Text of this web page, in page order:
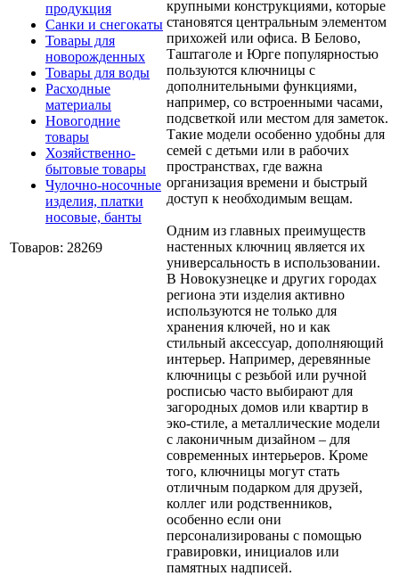
продукция
Санки и снегокаты
Товары для
новорожденных
Товары для воды
Расходные
материалы
Новогодние
товары
Хозяйственно-
бытовые товары
Чулочно-носочные
изделия, платки
носовые, банты
Товаров: 28269
крупными конструкциями, которые
становятся центральным элементом
прихожей или офиса. В Белово,
Таштаголе и Юрге популярностью
пользуются ключницы с
дополнительными функциями,
например, со встроенными часами,
подсветкой или местом для заметок.
Такие модели особенно удобны для
семей с детьми или в рабочих
пространствах, где важна
организация времени и быстрый
доступ к необходимым вещам.
Одним из главных преимуществ
настенных ключниц является их
универсальность в использовании.
В Новокузнецке и других городах
региона эти изделия активно
используются не только для
хранения ключей, но и как
стильный аксессуар, дополняющий
интерьер. Например, деревянные
ключницы с резьбой или ручной
росписью часто выбирают для
загородных домов или квартир в
эко-стиле, а металлические модели
с лаконичным дизайном – для
современных интерьеров. Кроме
того, ключницы могут стать
отличным подарком для друзей,
коллег или родственников,
особенно если они
персонализированы с помощью
гравировки, инициалов или
памятных надписей.